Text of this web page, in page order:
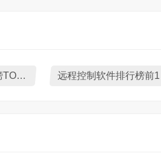
远程办公软件排行榜TOP10下载